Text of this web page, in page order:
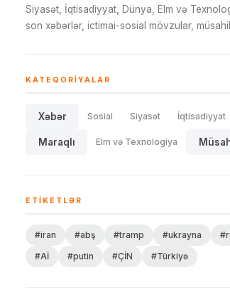
Siyasət, İqtisadiyyat, Dünya, Elm və
son xəbərlər, ictimai-sosial mövzular,
KATEQORIYALAR
Xəbər Sosial Siyasət İqtisadiyyat
Maraqlı Elm və Texnologiya
ETIKETLƏR
#iran #abş #tramp #ukrayna
#Aİ
#putin #ÇİN #Türkiyə